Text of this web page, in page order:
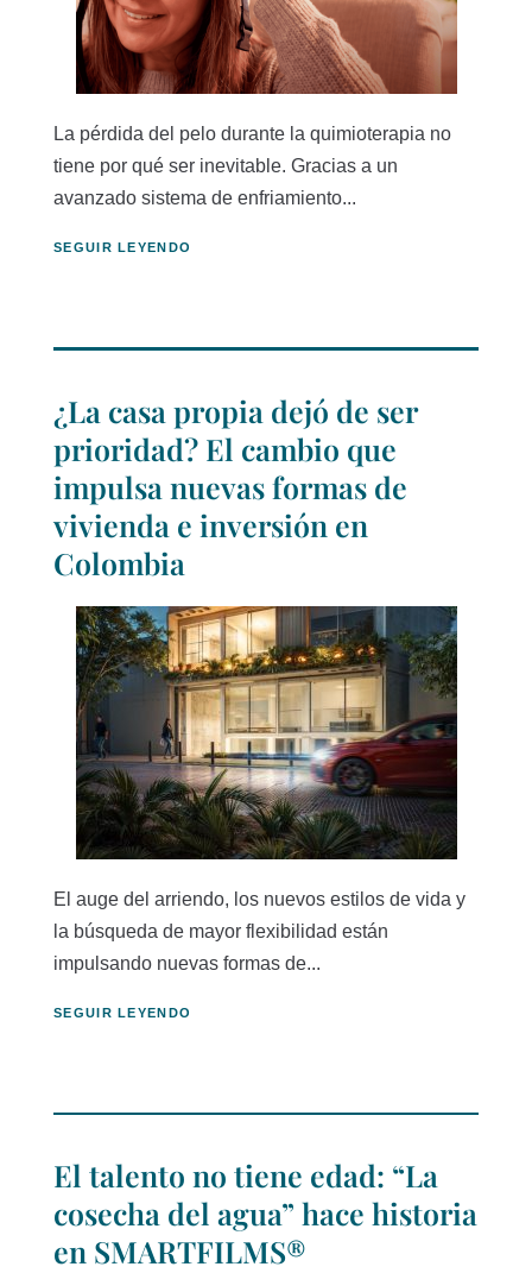
La pérdida del pelo durante la quimioterapia no
tiene por qué ser inevitable. Gracias a un
avanzado sistema de enfriamiento...
SEGUIR LEYENDO
¿La casa propia dejó de ser
prioridad? El cambio que
impulsa nuevas formas de
vivienda e inversión en
Colombia
El auge del arriendo, los nuevos estilos de vida y
la búsqueda de mayor flexibilidad están
impulsando nuevas formas de...
SEGUIR LEYENDO
El talento no tiene edad: “La
cosecha del agua” hace historia
en SMARTFILMS®